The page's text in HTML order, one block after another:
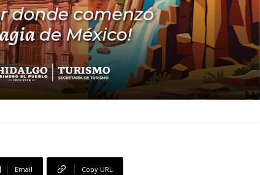
Email Copy URL